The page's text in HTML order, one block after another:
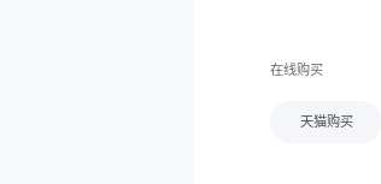
在线购买
天猫购买